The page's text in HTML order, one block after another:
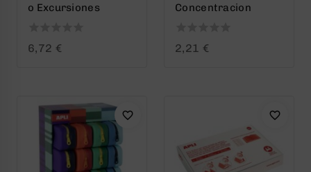
o Excursiones
0
6,72 €
Concentracion
0
2,21 €